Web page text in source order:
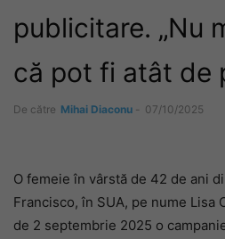
publicitare. „Nu
că pot fi atât de
De către Mihai Diaconu - 07/10/2025
O femeie în vârstă de 42 de ani
Francisco, în SUA, pe nume Lisa
de 2 septembrie 2025 o